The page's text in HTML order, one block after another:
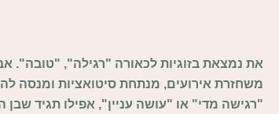
את נמצאת בזוגיות לכאורה "רגילה",
משחזרת אירועים, מנתחת סיטואציות ומנסה
"רגישה מדי" או "עושה עניין", אפילו תגיד